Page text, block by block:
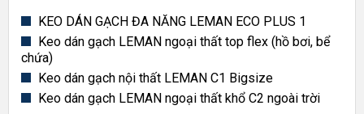
KEO DÁN GẠCH ĐA NĂNG LEMAN ECO PLUS 1
Keo dán gạch LEMAN ngoại thất top flex (hồ bơi, bể
chứa)
Keo dán gạch nội thất LEMAN C1 Bigsize
Keo dán gạch LEMAN ngoại thất khổ C2 ngoài trời